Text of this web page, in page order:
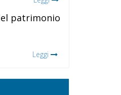
patrimonio
Leggi